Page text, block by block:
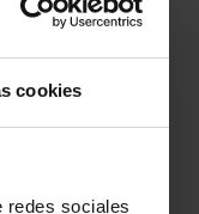
cookies
redes sociales